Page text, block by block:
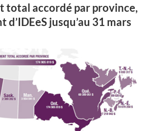
total accordé par province,
d’IDEeS jusqu’au 31 mars